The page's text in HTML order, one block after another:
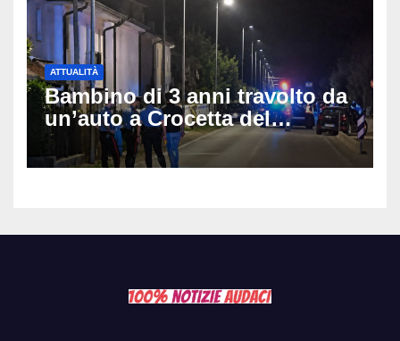
ATTUALITÀ
Bambino di 3 anni travolto da
un’auto a Crocetta del
Montello: è gravissimo,
trasportato in elicottero a